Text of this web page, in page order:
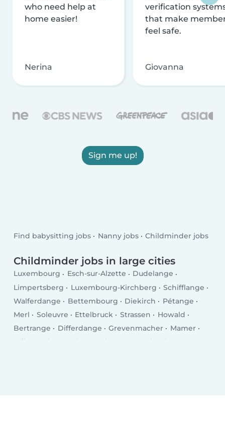
who need help at
home easier!
Nerina
verification
that make
feel safe.
Giovanna
Sign me up!
Find babysitting jobs Nanny jobs Childminder jobs
Childminder jobs in large cities
Luxembourg Esch-sur-Alzette
Dudelange
Limpertsberg
Luxembourg-Kirchberg
Schifflange
Walferdange
Bettembourg Diekirch
Pétange
Merl
Soleuvre Ettelbruck Strassen
Howald
Bertrange
Differdange Grevenmacher
Mamer
Wiltz
Echternach Bascharage Kayl
Tétange